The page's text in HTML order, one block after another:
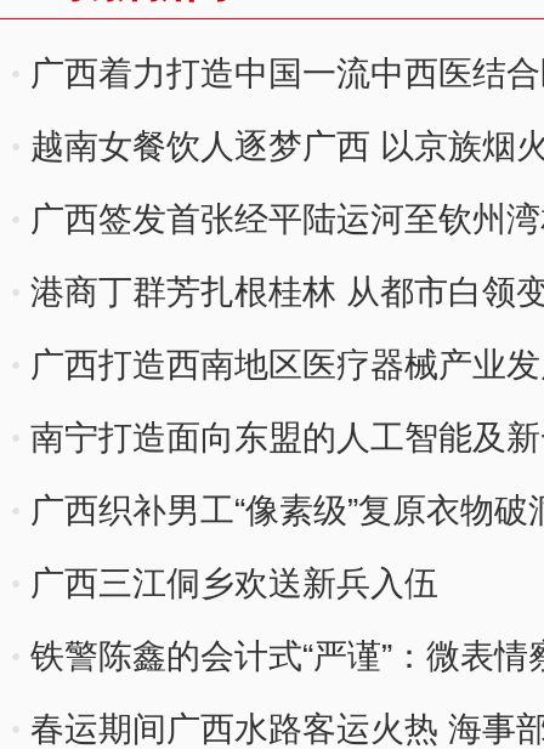
广西着力打造中国一流中西医结
越南女餐饮人逐梦广西 以京族烟
广西签发首张经平陆运河至钦州
业运输证
港商丁群芳扎根桂林 从都市白领
广西打造西南地区医疗器械产业
南宁打造面向东盟的人工智能及
广西织补男工“像素级”复原衣物
广西三江侗乡欢送新兵入伍
铁警陈鑫的会计式“严谨”：微表
春运期间广西水路客运火热 海事